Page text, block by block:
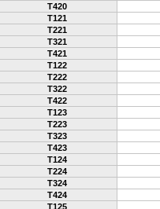
T420
T121
T221
T321
T421
T122
T222
T322
T422
T123
T223
T323
T423
T124
T224
T324
T424
T125